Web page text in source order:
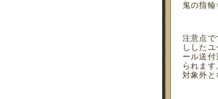
鬼の指輪
注意点
しした
ール送
られま
対象外